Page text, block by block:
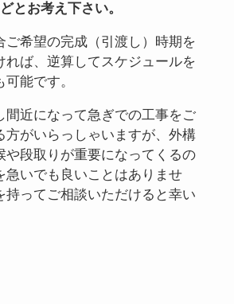
とお考え下さい。
ご希望の完成（引渡し）時期を
れば、逆算してスケジュールを
能です。
間近になって急ぎでの工事をご
方がいらっしゃいますが、外構
や段取りが重要になってくるの
急いでも良いことはありませ
持ってご相談いただけると幸い